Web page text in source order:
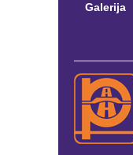
Galerija